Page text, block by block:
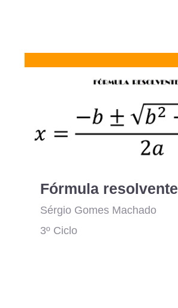
Fórmula resolvente
Sérgio Gomes Machado
3º Ciclo